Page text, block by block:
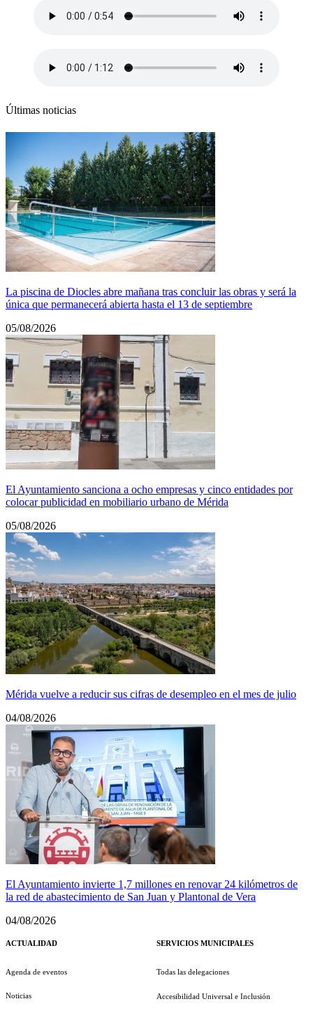
Últimas noticias
La piscina de Diocles abre mañana tras concluir las obras y será la
única que permanecerá abierta hasta el 13 de septiembre
05/08/2026
El Ayuntamiento sanciona a ocho empresas y cinco entidades por
colocar publicidad en mobiliario urbano de Mérida
05/08/2026
Mérida vuelve a reducir sus cifras de desempleo en el mes de julio
04/08/2026
El Ayuntamiento invierte 1,7 millones en renovar 24 kilómetros de
la red de abastecimiento de San Juan y Plantonal de Vera
04/08/2026
ACTUALIDAD
Agenda de eventos
Noticias
SERVICIOS MUNICIPALES
Todas las delegaciones
Accesibilidad Universal e Inclusión